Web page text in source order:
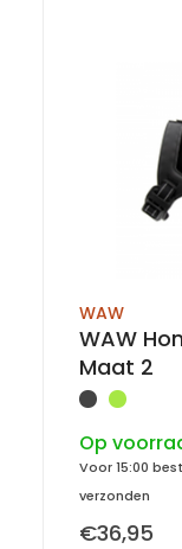
WAW
WAW
Maat 2
Op
Voor 15:00
verzonden
€36,95